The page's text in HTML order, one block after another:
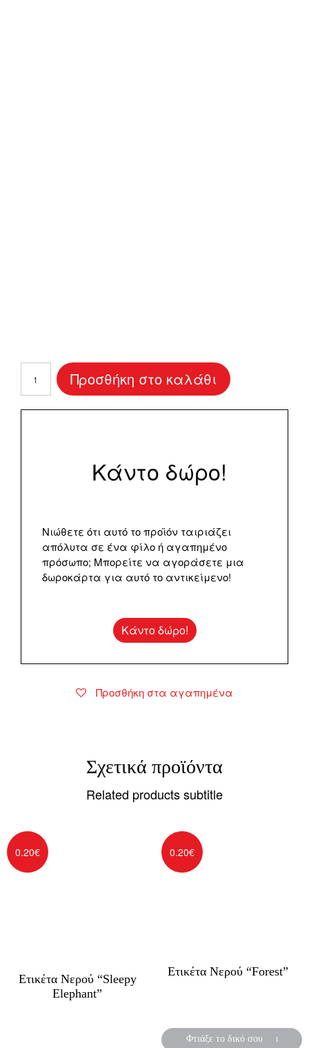
Nονού
"Αρκουδακι"2
ποσότητα
Προσθήκη στο καλάθι
Κάντο δώρο!
Νιώθετε ότι αυτό το προϊόν ταιριάζει
απόλυτα σε ένα φίλο ή αγαπημένο
πρόσωπο; Μπορείτε να αγοράσετε μια
δωροκάρτα για αυτό το αντικείμενο!
Κάντο δώρο!
Προσθήκη στα αγαπημένα
Σχετικά προϊόντα
Related products subtitle
Ετικέτα Νερού “Sleepy
Elephant”
0.20€
Ετικέτα Νερού “Forest”
0.20€
Φτιάξε το δικό σου